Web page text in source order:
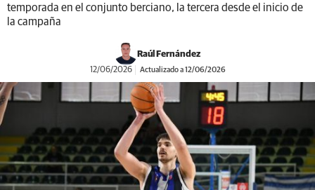
temporada en el conjunto berciano, la tercera desde el inicio de
la campaña
Raúl Fernández
12/06/2026 Actualizado a 12/06/2026